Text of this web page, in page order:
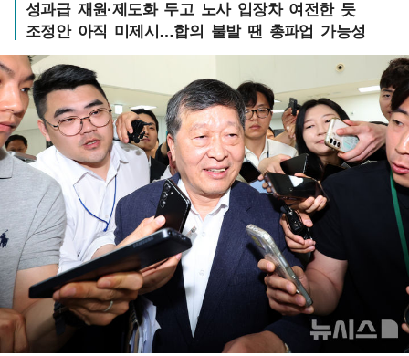
성과급 재원·제도화 두고 노사 입장차 여전한 듯
조정안 아직 미제시…합의 불발 땐 총파업 가능성